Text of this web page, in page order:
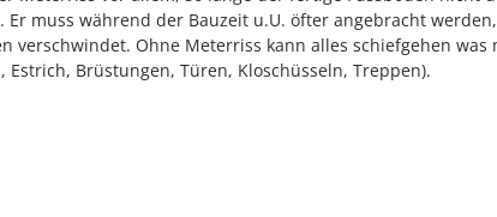
Er muss während der Bauzeit u.U. öfter angebracht
verschwindet. Ohne Meterriss kann alles schiefgehen was
Estrich, Brüstungen, Türen, Kloschüsseln, Treppen).